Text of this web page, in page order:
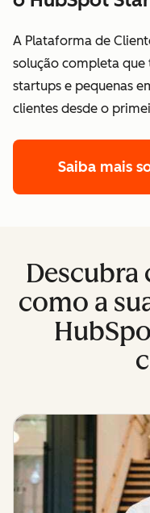
A Plataforma de
solução completa
startups e pequenas
clientes desde o
Saiba mais
Descubra
como a